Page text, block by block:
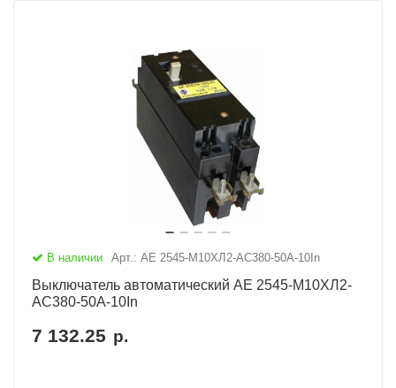
В наличии Арт.: АЕ 2545-М10ХЛ2-AC380-50А-10In
Выключатель автоматический АЕ 2545-М10ХЛ2-
AC380-50А-10In
7 132.25 р.